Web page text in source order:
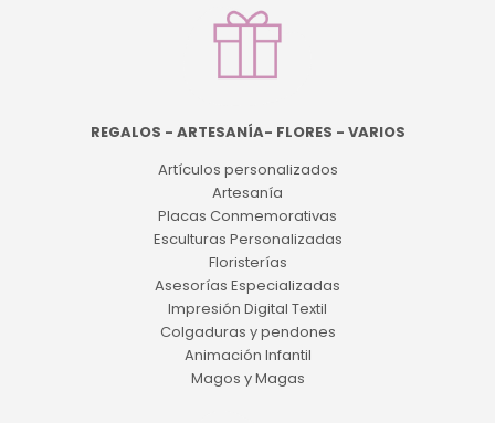
REGALOS - ARTESANÍA- FLORES - VARIOS
Artículos personalizados
Artesanía
Placas Conmemorativas
Esculturas Personalizadas
Floristerías
Asesorías Especializadas
Impresión Digital Textil
Colgaduras y pendones
Animación Infantil
Magos y Magas